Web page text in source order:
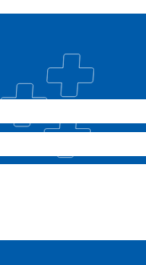
SETEC,
CIB/RS